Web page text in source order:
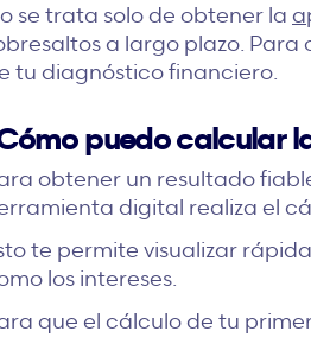
se trata solo de obtener la
a largo plazo.
tu diagnóstico financiero.
puedo calcular
obtener un resultado
digital realiza el
te permite visualizar
los intereses.
que el cálculo de tu